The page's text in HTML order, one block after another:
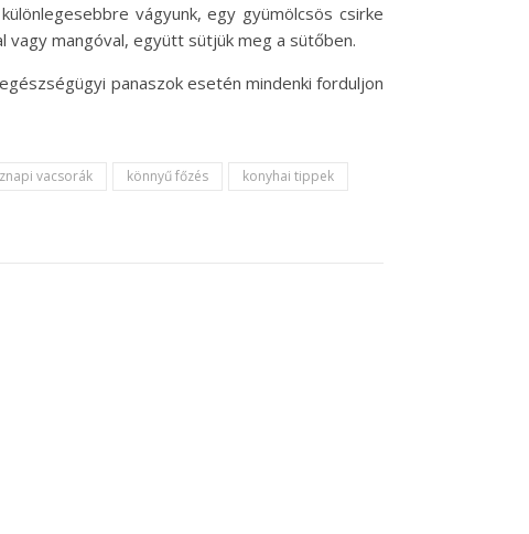
vágyunk, egy gyümölcsös csirke
vagy mangóval, együtt sütjük meg a sütőben.
panaszok esetén mindenki forduljon
vacsorák könnyű főzés
konyhai tippek